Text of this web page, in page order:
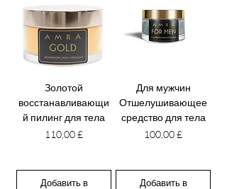
Золотой
восстанавливающи
й пилинг для тела
Цена
110,00 £
Добавить в
Для мужчин
Отшелушивающее
средство для тела
Цена
100,00 £
Добавить в